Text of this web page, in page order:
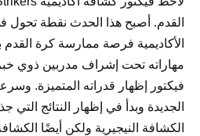
القدم. أصبح هذا الحدث نقطة تحول
الأكاديمية فرصة ممارسة كرة
مهاراته تحت إشراف مدربين ذوي
فيكتور إظهار قدراته المتميزة.
الجديدة وبدأ في إظهار النتائج
الكشافة النيجيرية ولكن أيضًا